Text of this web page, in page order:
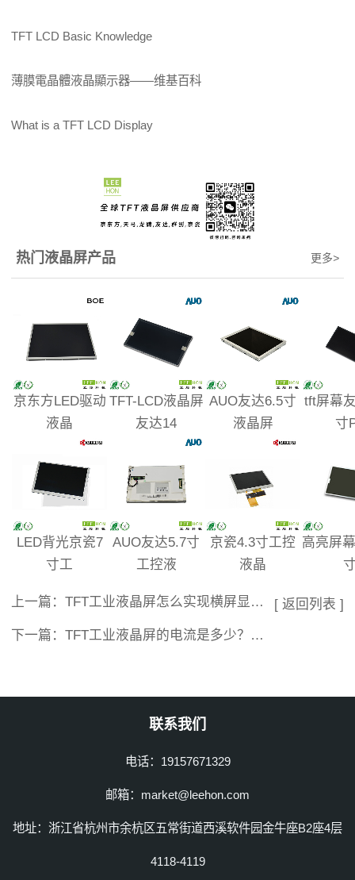
TFT LCD Basic Knowledge
薄膜電晶體液晶顯示器——维基百科
What is a TFT LCD Display
更多>
热门液晶屏产品
京东方LED驱动
液晶
TFT-LCD液晶屏
友达14
AUO友达6.5寸
液晶屏
tft屏幕
寸
LED背光京瓷7
寸工
AUO友达5.7寸
工控液
京瓷4.3寸工控
液晶
高亮屏
上一篇： TFT工业液晶屏怎么实现横屏显示？工业级液晶屏方向怎么旋转？
下一篇： TFT工业液晶屏的电流是多少？背光电压电流怎么计算
[ 返回列表 ]
联系我们
电话：19157671329
邮箱：market@leehon.com
地址：浙江省杭州市余杭区五常街道西溪软件园金牛座B2座4层
4118-4119